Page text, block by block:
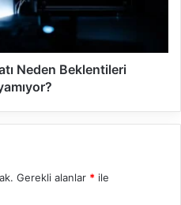
Neden Beklentileri
Gerekli alanlar * ile